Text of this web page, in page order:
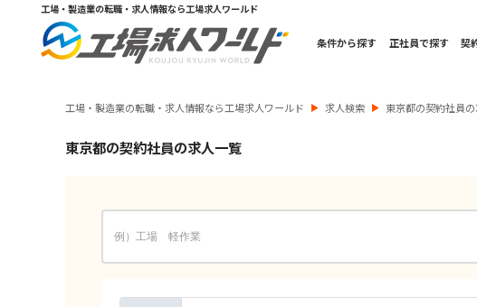
工場・製造業の転職・求人情報なら工場求人ワールド
条件から探す 正社員で探す 契
工場・製造業の転職・求人情報なら工場求人ワールド 求人検索 東京都の契約社員の
東京都の契約社員の求人一覧